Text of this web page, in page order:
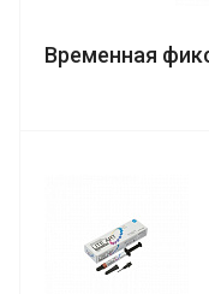
Временная